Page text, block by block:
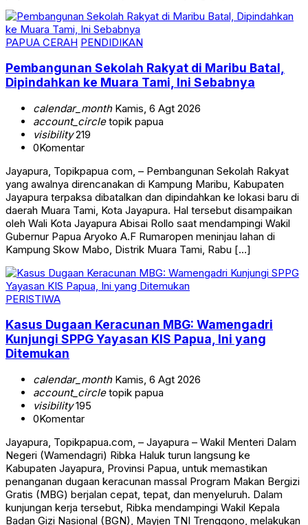
PAPUA CERAH PENDIDIKAN
Pembangunan Sekolah Rakyat di Maribu Batal,
Dipindahkan ke Muara Tami, Ini Sebabnya
calendar_monthKamis, 6 Agt 2026
account_circletopik papua
visibility219
0Komentar
Jayapura, Topikpapua com, – Pembangunan Sekolah Rakyat
yang awalnya direncanakan di Kampung Maribu, Kabupaten
Jayapura terpaksa dibatalkan dan dipindahkan ke lokasi baru di
daerah Muara Tami, Kota Jayapura. Hal tersebut disampaikan
oleh Wali Kota Jayapura Abisai Rollo saat mendampingi Wakil
Gubernur Papua Aryoko A.F Rumaropen meninjau lahan di
Kampung Skow Mabo, Distrik Muara Tami, Rabu […]
PERISTIWA
Kasus Dugaan Keracunan MBG: Wamengadri
Kunjungi SPPG Yayasan KIS Papua, Ini yang
Ditemukan
calendar_monthKamis, 6 Agt 2026
account_circletopik papua
visibility195
0Komentar
Jayapura, Topikpapua.com, – Jayapura – Wakil Menteri Dalam
Negeri (Wamendagri) Ribka Haluk turun langsung ke
Kabupaten Jayapura, Provinsi Papua, untuk memastikan
penanganan dugaan keracunan massal Program Makan Bergizi
Gratis (MBG) berjalan cepat, tepat, dan menyeluruh. Dalam
kunjungan kerja tersebut, Ribka mendampingi Wakil Kepala
Badan Gizi Nasional (BGN), Mayjen TNI Trenggono, melakukan